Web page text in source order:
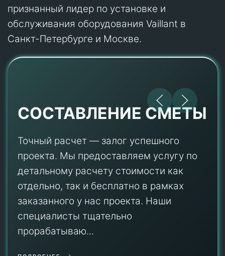
признанный лидер по установке и
обслуживания оборудования Vaillant в
Санкт-Петербурге и Москве.
СОСТАВЛЕНИЕ СМЕТЫ
Точный расчет — залог успешного
проекта. Мы предоставляем услугу по
детальному расчету стоимости как
отдельно, так и бесплатно в рамках
заказанного у нас проекта. Наши
специалисты тщательно
прорабатываю...